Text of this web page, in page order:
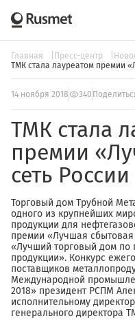
Главная Пресс-центр
ТМК стала лауреатом премии
14 ноября 2018 340
ТМК стала
премии
сеть
Торговый дом Трубной
одного из крупнейших
продукции для
премии «Лучшая
«Лучший торговый дом по
продукции». Конкурс
поставщиков
Международной
2018» президент РСПМ
исполнительному
генерального директора